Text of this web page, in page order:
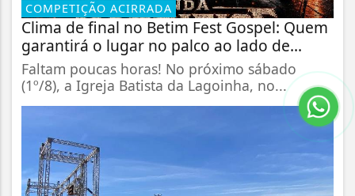
COMPETIÇÃO ACIRRADA
Clima de final no Betim Fest Gospel: Quem
garantirá o lugar no palco ao lado de...
Faltam poucas horas! No próximo sábado
(1º/8), a Igreja Batista da Lagoinha, no...